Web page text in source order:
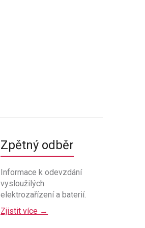
Zpětný odběr
Informace k odevzdání
vysloužilých
elektrozařízení a baterií.
Zjistit více →